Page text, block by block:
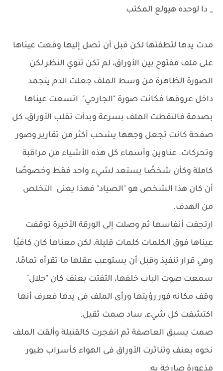
_ دا لوحده هيولع المكتب
مدت يدها لتطفئها لكن قبل أن تصل إليها وقعت عيناها
على ملف مفتوح بين الأوراق، لم تكن تنوي النظر لكن
الصورة الظاهرة من وسط الملف جعلت الدم يتجمد
داخل عروقها فكانت صورة "الجارحي" اتسعت عيناها
بصدمة فالتقطت الملف بسرعة وبدأت تقلب الأوراق، كل
صفحة كانت تجعل وجهها يشحب أكثر من تقارير وصور
وتحركات. عناوين وأسماء كل هذه الأشياء من مراقبة
كاملة وكأن شخصًا يستعد لشيء واحد فقط وخصوصًا
أن كان هذا الشخص هو "الصياد" فهذا يعنى التخلص
من الهدف.
ارتجفت أنفاسها ثم وصلت إلى الورقة الأخيرة توقفت
عيناها فوق الكلمات كلمات قليلة، لكن معناها كان كافيًا
وهي قرار تنفيذ وقبل أن يستوعب عقلها ما تقرأه تمامًا،
سمعت صوت الباب خلفها، التفتت بعنف كان "جلال"
وقف مكانه فور رؤيتها ورأى الملف فى يدها فعرف أنها
اكتشفت كل شيء، ساد صمت ثقيل.
صمت يسبق العاصفة ثم انفجرت كالقنبلة وألقت الملف
نحوه بعنف وتناثرت الأوراق فى الهواء كأسراب طيور
مذعورة صارخة به: